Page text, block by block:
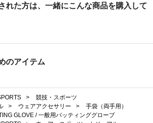
れた方は、一緒にこんな商品を購入して
のアイテム
>
競技・スポーツ
> ウェアアクセサリー >
手袋（両手用）
GLOVE / 一般用バッティンググローブ